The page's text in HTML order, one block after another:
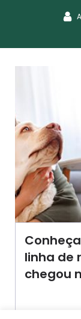
linha de
chegou